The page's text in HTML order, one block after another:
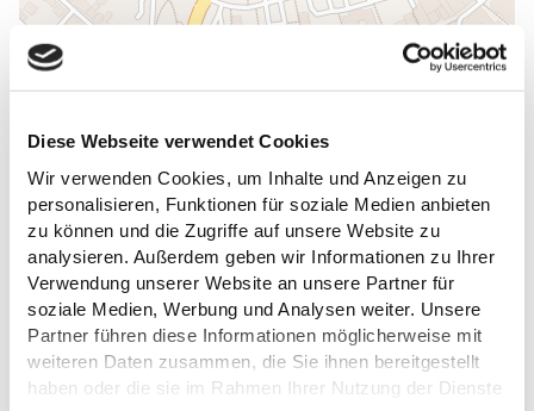
Diese Webseite verwendet Cookies
Wir verwenden Cookies, um Inhalte und Anzeigen zu
personalisieren, Funktionen für soziale Medien anbieten
zu können und die Zugriffe auf unsere Website zu
analysieren. Außerdem geben wir Informationen zu Ihrer
Verwendung unserer Website an unsere Partner für
soziale Medien, Werbung und Analysen weiter. Unsere
Partner führen diese Informationen möglicherweise mit
weiteren Daten zusammen, die Sie ihnen bereitgestellt
haben oder die sie im Rahmen Ihrer Nutzung der Dienste
ALLGEMEINE INFORMATIONEN